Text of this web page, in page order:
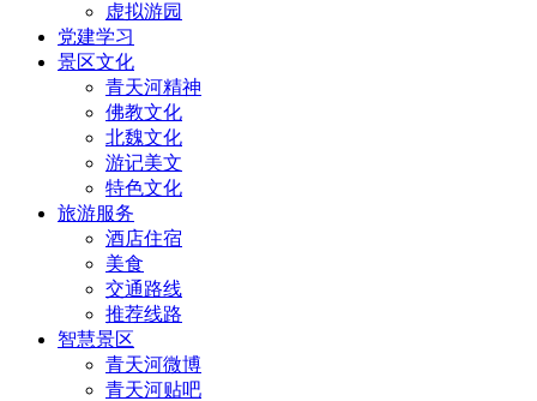
虚拟游园
党建学习
景区文化
青天河精神
佛教文化
北魏文化
游记美文
特色文化
旅游服务
酒店住宿
美食
交通路线
推荐线路
智慧景区
青天河微博
青天河贴吧